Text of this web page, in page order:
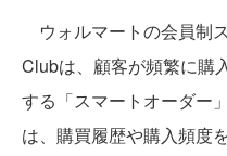
ウォルマートの会員制
Clubは、顧客が頻繁に購
する「スマートオーダー
は、購買履歴や購入頻度